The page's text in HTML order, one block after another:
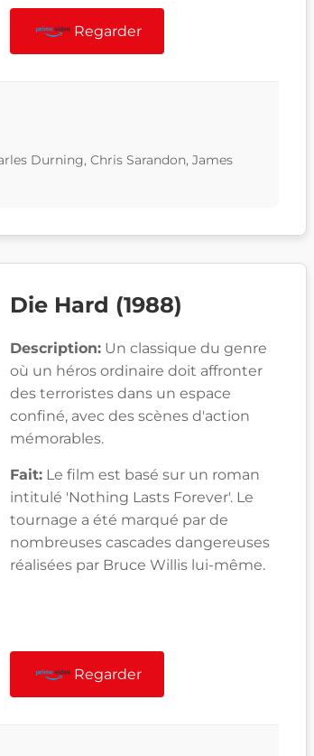
Regarder
Durning, Chris Sarandon, James
Die Hard (1988)
Description: Un classique du genre
où un héros ordinaire doit affronter
des terroristes dans un espace
confiné, avec des scènes d'action
mémorables.
Fait: Le film est basé sur un roman
intitulé 'Nothing Lasts Forever'. Le
tournage a été marqué par de
nombreuses cascades dangereuses
réalisées par Bruce Willis lui-même.
Regarder